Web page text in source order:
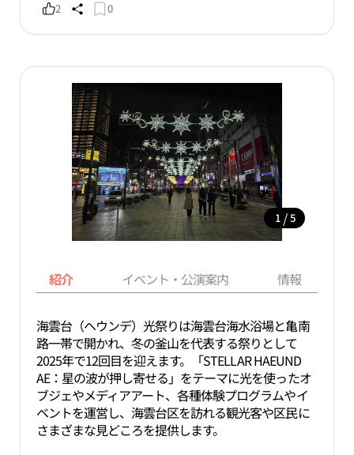
2 0
1 / 5
紹介 イベント・公演案内 情報
海雲台（ヘウンデ）光祭りは海雲台海水浴場と亀南
路一帯で開かれ、冬の釜山を代表する祭りとして
2025年で12回目を迎えます。「STELLAR HAEUND
AE：星の波が押し寄せる」をテーマに光を使ったオ
ブジェやメディアアート、各種体験プログラムやイ
ベントを運営し、海雲台区を訪れる観光客や区民に
さまざまな見どころを提供します。